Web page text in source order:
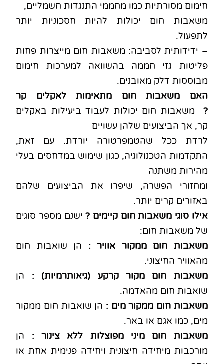
חימום מסורתיות כמו מחממי התנגדות חשמליים,
משאבות חום יכולות להיות חסכוניות יותר
לתפעול.
– ידידותית לסביבה: משאבות חום מייצרות פחות
פליטות גזי חממה בהשוואה למערכות חימום
מבוססות דלק מאובנים.
האם משאבות חום מתאימות לאקלים קר
? משאבות חום יכולות לעבוד ביעילות באקלים
קר, אך הביצועים שלהן עשויים
לרדת ככל שהטמפרטורה יורדת. עם זאת,
התקדמות הטכנולוגיה, כגון שימוש במדחסים בעלי
מהירות משתנה
ומחזורי הפשרה, שיפרו את הביצועים שלהם
באזורים קרים יותר.
אילו סוגי משאבות חום קיימים ? ישנם מספר סוגים
של משאבות חום:
משאבות חום ממקור אוויר : הן שואבות חום
מהאוויר החיצוני.
משאבות חום מקור קרקע (גיאותרמיות) : הן
שואבות חום מהאדמה.
משאבות חום ממקור מים : הן שואבות חום ממקור
מים, כמו אגם או באר.
משאבות חום מיני מפוצלות ללא צינור : הן
מורכבות מיחידה חיצונית ויחידה פנימית אחת או